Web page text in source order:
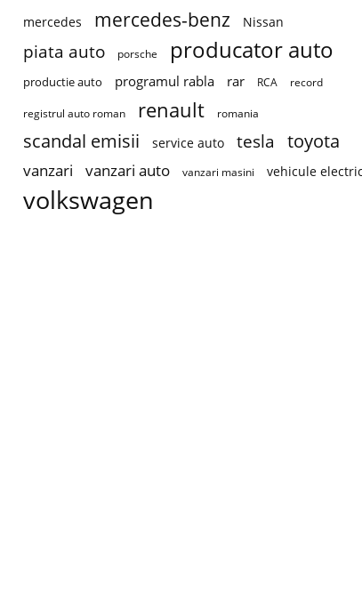
mercedes
mercedes-benz Nissan
piata auto porsche producator auto
productie auto programul rabla rar RCA record
registrul auto roman renault romania
scandal emisii service auto tesla toyota
vanzari vanzari auto vanzari masini vehicule
volkswagen